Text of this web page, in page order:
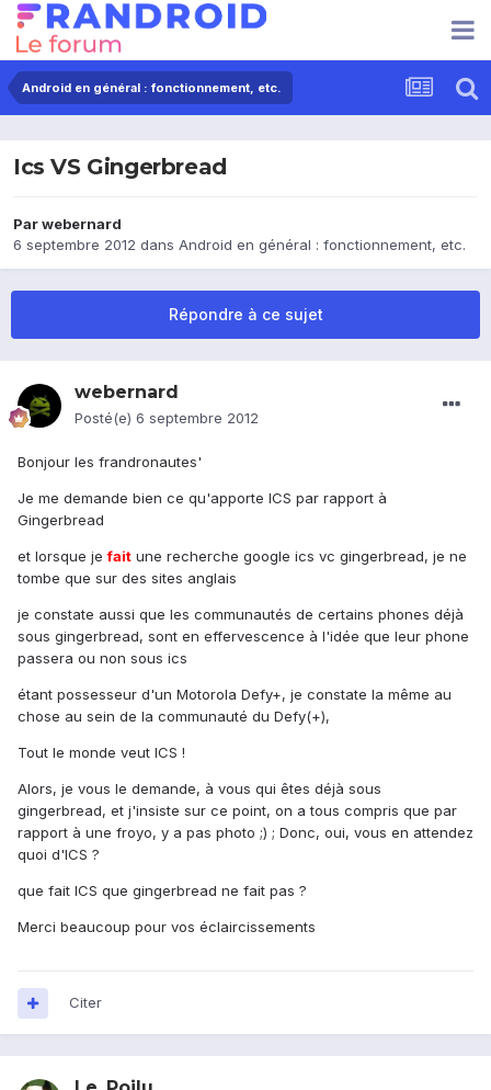
Android en général : fonctionnement, etc.
Ics VS Gingerbread
Parwebernard
6 septembre 2012 dans Android en général : fonctionnement, etc.
Répondre à ce sujet
webernard
Posté(e) 6 septembre 2012
Bonjour les frandronautes'
Je me demande bien ce qu'apporte ICS par rapport à
Gingerbread
et lorsque jefait une recherche google ics vc gingerbread, je ne
tombe que sur des sites anglais
je constate aussi que les communautés de certains phones déjà
sous gingerbread, sont en effervescence à l'idée que leur phone
passera ou non sous ics
étant possesseur d'un Motorola Defy+, je constate la même au
chose au sein de la communauté du Defy(+),
Tout le monde veut ICS !
Alors, je vous le demande, à vous qui êtes déjà sous
gingerbread, et j'insiste sur ce point, on a tous compris que par
rapport à une froyo, y a pas photo ;) ; Donc, oui, vous en attendez
quoi d'ICS ?
que fait ICS que gingerbread ne fait pas ?
Merci beaucoup pour vos éclaircissements
Citer